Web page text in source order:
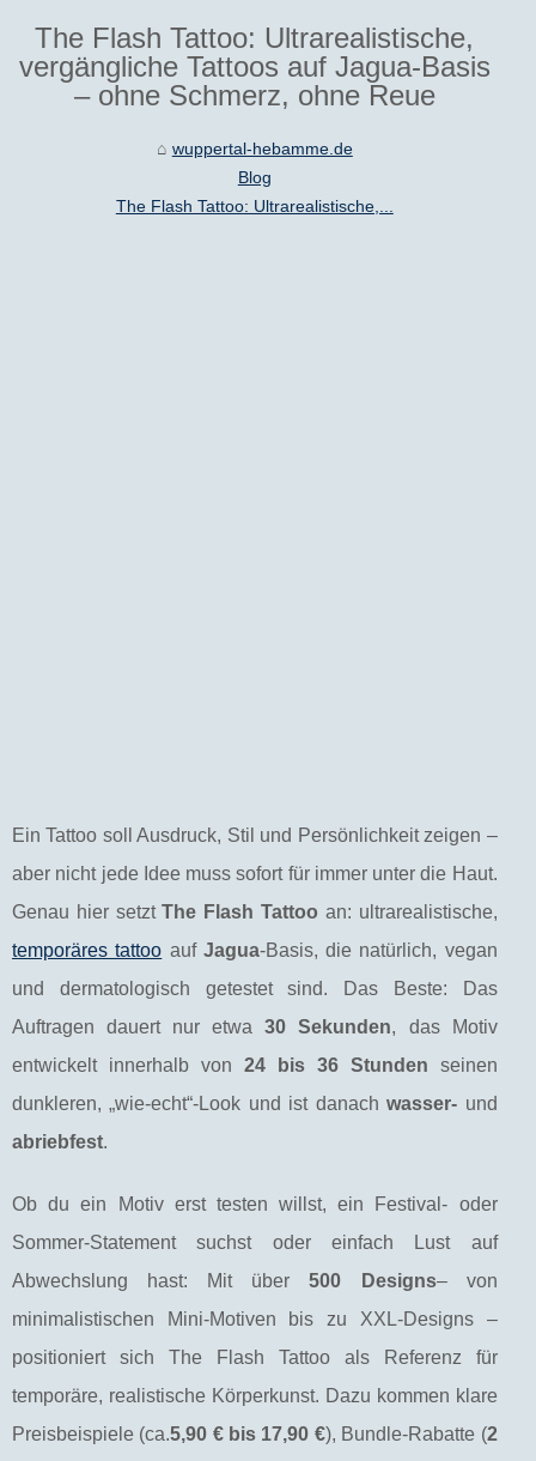
The Flash Tattoo: Ultrarealistische,
vergängliche Tattoos auf Jagua-Basis
– ohne Schmerz, ohne Reue
wuppertal-hebamme.de
Blog
The Flash Tattoo: Ultrarealistische,...
Ein Tattoo soll Ausdruck, Stil und Persönlichkeit zeigen –
aber nicht jede Idee muss sofort für immer unter die Haut.
Genau hier setztThe Flash Tattoo an: ultrarealistische,
temporäres tattoo auf Jagua-Basis, die natürlich, vegan
und dermatologisch getestet sind. Das Beste: Das
Auftragen dauert nur etwa30 Sekunden, das Motiv
entwickelt innerhalb von 24 bis 36 Stunden seinen
dunkleren, „wie-echt“-Look und ist danachwasser- und
abriebfest.
Ob du ein Motiv erst testen willst, ein Festival- oder
Sommer-Statement suchst oder einfach Lust auf
Abwechslung hast: Mit über500 Designs– von
minimalistischen Mini-Motiven bis zu XXL-Designs –
positioniert sich The Flash Tattoo als Referenz für
temporäre, realistische Körperkunst. Dazu kommen klare
Preisbeispiele (ca.5,90 € bis 17,90 €), Bundle-Rabatte (2